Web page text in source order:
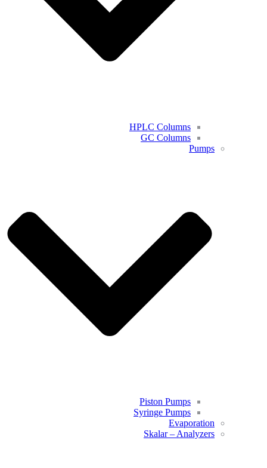
HPLC Columns
GC Columns
Pumps
Piston Pumps
Syringe Pumps
Evaporation
Skalar – Analyzers